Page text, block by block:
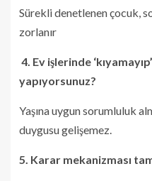
Sürekli denetlenen çocuk,
zorlanır
4. Ev işlerinde
yapıyorsunuz?
Yaşına uygun sorumluluk
duygusu gelişemez.
5. Karar mekanizması